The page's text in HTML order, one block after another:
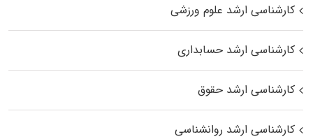
کارشناسی ارشد علوم ورزشی
کارشناسی ارشد حسابداری
کارشناسی ارشد حقوق
کارشناسی ارشد روانشناسی